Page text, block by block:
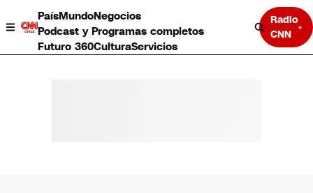
PaísMundoNegocios
Podcast y Programas completos
Futuro 360CulturaServicios
Radio
CNN